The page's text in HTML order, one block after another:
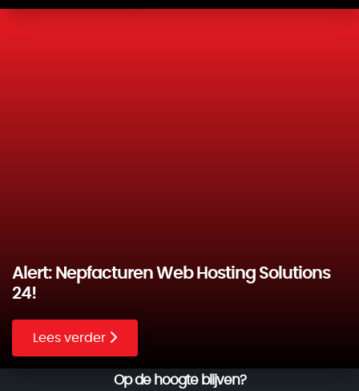
Alert: Nepfacturen Web Hosting Solutions
24!
Lees verder
Op de hoogte blijven?